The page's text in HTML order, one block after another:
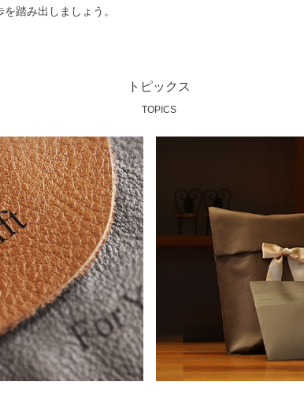
踏み出しましょう。
トピックス
TOPICS